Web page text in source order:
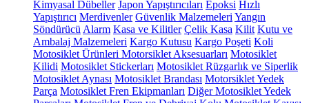
Kimyasal Dübeller Japon Yapıştırıcıları Epoksi Hızlı
Yapıştırıcı Merdivenler Güvenlik Malzemeleri Yangın
Söndürücü Alarm Kasa ve Kilitler Çelik Kasa Kilit Kutu ve
Ambalaj Malzemeleri Kargo Kutusu Kargo Poşeti Koli
Motosiklet Ürünleri Motorsiklet Aksesuarları Motosiklet
Kilidi Motosiklet Stickerları Motosiklet Rüzgarlık ve Siperlik
Motosiklet Aynası Motosiklet Brandası Motorsiklet Yedek
Parça Motosiklet Fren Ekipmanları Diğer Motosiklet Yedek